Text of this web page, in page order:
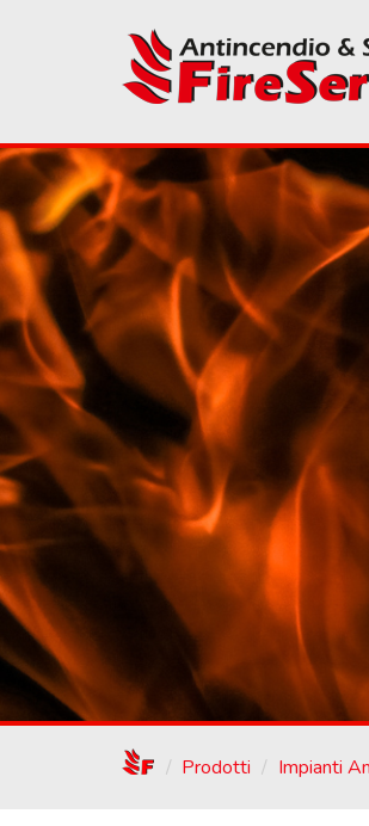
/ Prodotti Impianti